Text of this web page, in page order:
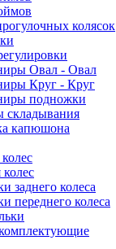
колясок
Овал - Овал
Круг - Круг
подножки
складывания
капюшона
заднего колеса
переднего колеса